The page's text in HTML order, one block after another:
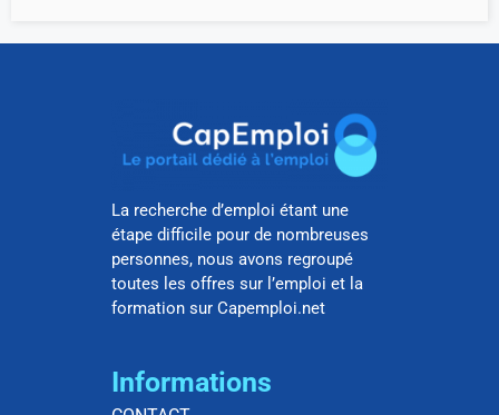
La recherche d’emploi étant une
étape difficile pour de nombreuses
personnes, nous avons regroupé
toutes les offres sur l’emploi et la
formation sur Capemploi.net
Informations